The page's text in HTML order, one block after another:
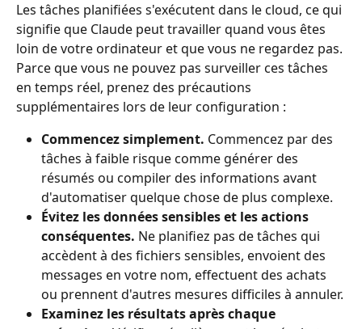
Les tâches planifiées s'exécutent dans le cloud, ce qui
signifie que Claude peut travailler quand vous êtes
loin de votre ordinateur et que vous ne regardez pas.
Parce que vous ne pouvez pas surveiller ces tâches
en temps réel, prenez des précautions
supplémentaires lors de leur configuration :
Commencez simplement. Commencez par des
tâches à faible risque comme générer des
résumés ou compiler des informations avant
d'automatiser quelque chose de plus complexe.
Évitez les données sensibles et les actions
conséquentes. Ne planifiez pas de tâches qui
accèdent à des fichiers sensibles, envoient des
messages en votre nom, effectuent des achats
ou prennent d'autres mesures difficiles à annuler.
Examinez les résultats après chaque